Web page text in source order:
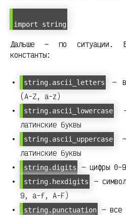
import string
Дальше — по ситуации.
константы:
string.ascii_letters
—
(A-Z, a-z)
string.ascii_lowercase
—
латинские буквы
string.ascii_uppercase
—
латинские буквы
string.digits — цифры 0-9
string.hexdigits
—
9, a-f, A-F)
string.punctuation — все